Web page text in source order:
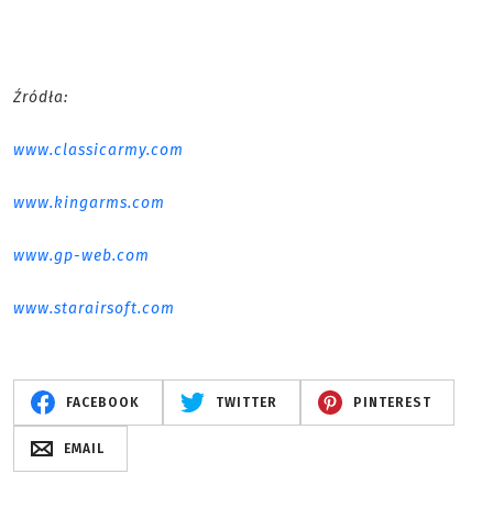
Źródła:
www.classicarmy.com
www.kingarms.com
www.gp-web.com
www.starairsoft.com
FACEBOOK TWITTER PINTEREST
EMAIL